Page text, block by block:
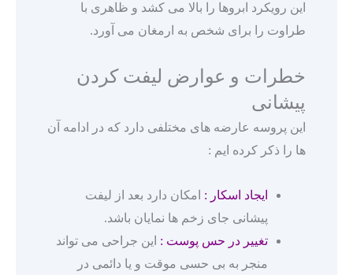
این رویکرد ابروها را بالا می کشد و ظاهری با
طراوت را برای شخص به ارمغان می آورد.
خطرات و عوارض لیفت کردن
پیشانی
این پروسه عارضه های مختلفی دارد که در ادامه آن
ها را ذکر کرده ایم :
ایجاد اسکار : امکان دارد بعد از لیفت
پیشانی جای زخم ها نمایان باشد.
تغییر در حس پوست : این جراحی می تواند
منجر به بی حسی موقت و یا دائمی در